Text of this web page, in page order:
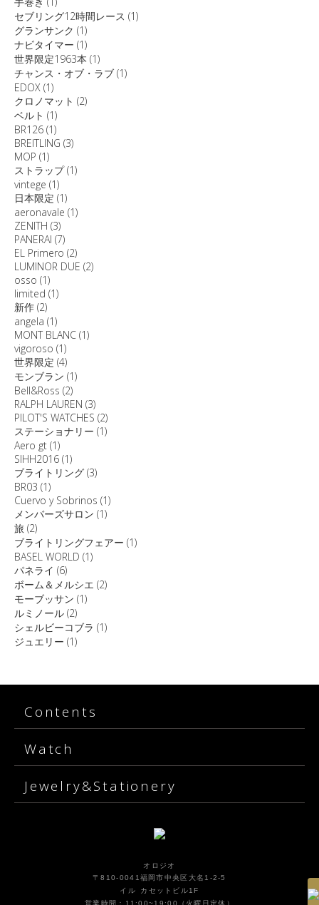
セブリング12時間レース (1)
グランサンク (1)
ナビタイマー (1)
世界限定1963本 (1)
チャンス・オブ・ラブ (1)
EDOX (1)
クロノマット (2)
ベルト (1)
BR126 (1)
BREITLING (3)
MOP (1)
ストラップ(1)
vintege (1)
日本限定 (1)
aeronavale (1)
ZENITH (3)
PANERAI (7)
EL Primero (2)
LUMINOR DUE (2)
osso (1)
limited (1)
新作 (2)
angela (1)
MONT BLANC (1)
vigoroso (1)
世界限定 (4)
モンブラン (1)
Bell&Ross (2)
RALPH LAUREN (3)
PILOT'S WATCHES (2)
ステーショナリー (1)
Aero gt (1)
SIHH2016 (1)
ブライトリング (3)
BR03 (1)
Cuervo y Sobrinos (1)
メンバーズサロン (1)
旅 (2)
ブライトリングフェアー (1)
BASEL WORLD (1)
パネライ (6)
ボーム＆メルシエ (2)
モーブッサン (1)
ルミノール (2)
シェルビーコブラ (1)
ジュエリー (1)
Contents
Watch
Jewelry&Stationery
オロジオ
〒810-0041福岡市中央区大名1-2-5
イル カセットビル1F
営業時間：11:00~19:00（火曜日定休）